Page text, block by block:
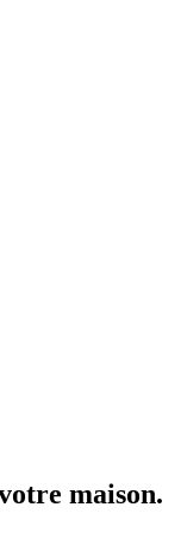
maison.